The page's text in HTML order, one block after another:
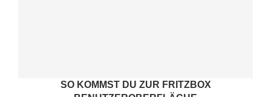
SO KOMMST DU ZUR FRITZBOX